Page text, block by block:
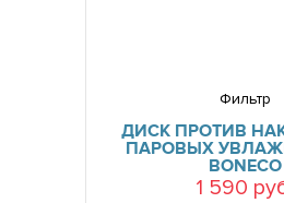
Фильтр
ДИСК ПРОТИВ
ПАРОВЫХ
BONECO
1 590